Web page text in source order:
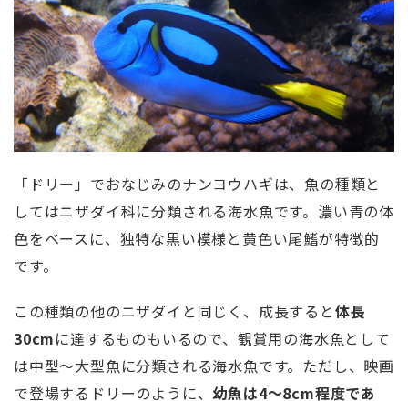
「ドリー」でおなじみのナンヨウハギは、魚の種類と
してはニザダイ科に分類される海水魚です。濃い青の体
色をベースに、独特な黒い模様と黄色い尾鰭が特徴的
です。
この種類の他のニザダイと同じく、成長すると体長
30cmに達するものもいるので、観賞用の海水魚として
は中型～大型魚に分類される海水魚です。ただし、映画
で登場するドリーのように、幼魚は4～8cm程度であ